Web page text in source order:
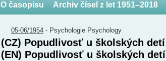
O časopisu Archiv čísel z let 1951–2018
05-06/1954 - Psychologie Psychology
(CZ) Popudlivosť u školských detí
(EN) Popudlivosť u školských detí